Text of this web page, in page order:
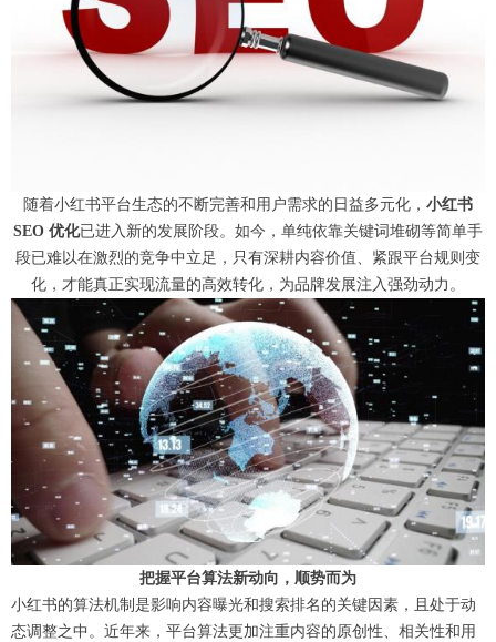
随着小红书平台生态的不断完善和用户需求的日益多元化， 小红书
SEO 优化已进入新的发展阶段。如今，单纯依靠关键词堆砌等简单手
段已难以在激烈的竞争中立足，只有深耕内容价值、紧跟平台规则变
化，才能真正实现流量的高效转化，为品牌发展注入强劲动力。
把握平台算法新动向，顺势而为
小红书的算法机制是影响内容曝光和搜索排名的关键因素，且处于动
态调整之中。近年来，平台算法更加注重内容的原创性、相关性和用